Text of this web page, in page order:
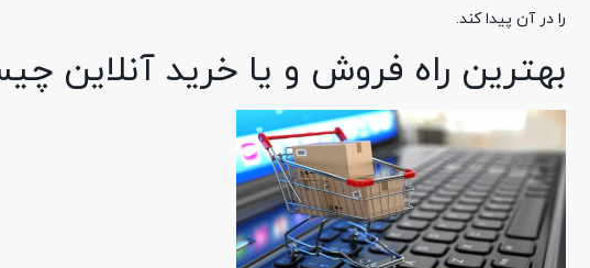
را در آن پیدا کند.
بهترین راه فروش و یا خرید آنلاین